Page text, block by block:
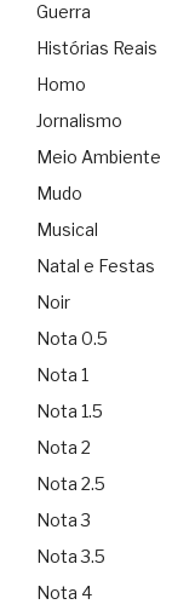
Guerra
Histórias Reais
Homo
Jornalismo
Meio Ambiente
Mudo
Musical
Natal e Festas
Noir
Nota 0.5
Nota 1
Nota 1.5
Nota 2
Nota 2.5
Nota 3
Nota 3.5
Nota 4